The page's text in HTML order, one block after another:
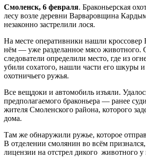
Смоленск, 6 февраля. Браконьерская
лесу возле деревни Варваровщина
незаконно застрелили лося.
На месте оперативники нашли кроссовер
нём — уже разделанное мясо животного.
следователи определили место, где из
убили сохатого, нашли части его шкуры
охотничьего ружья.
Все вещдоки и автомобиль изъяли.
предполагаемого браконьера — ранее
жителя Смоленского района, которого
дома.
Там же обнаружили ружье, которое
В отделении смолянин во всём
лицензии на отстрел дикого животного у